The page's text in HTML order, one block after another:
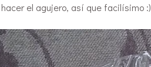
el agujero, así que facilísimo :)